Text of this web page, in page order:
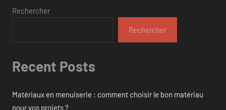
Rechercher
Rechercher
Recent Posts
Matériaux en menuiserie : comment choisir le bon matériau
pour vos projets ?